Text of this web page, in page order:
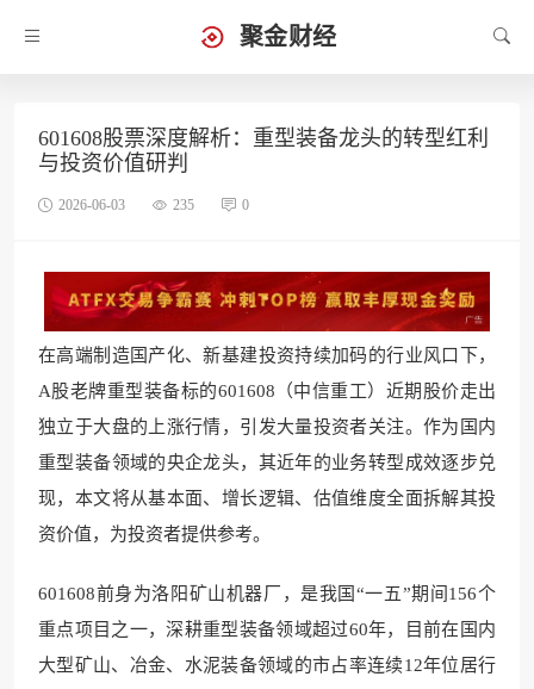
聚金财经
601608股票深度解析：重型装备龙头的转型红利
与投资价值研判
2026-06-03 235 0
在高端制造国产化、新基建投资持续加码的行业风口下，
A股老牌重型装备标的601608（中信重工）近期股价走出
独立于大盘的上涨行情，引发大量投资者关注。作为国内
重型装备领域的央企龙头，其近年的业务转型成效逐步兑
现，本文将从基本面、增长逻辑、估值维度全面拆解其投
资价值，为投资者提供参考。
601608前身为洛阳矿山机器厂，是我国“一五”期间156个
重点项目之一，深耕重型装备领域超过60年，目前在国内
大型矿山、冶金、水泥装备领域的市占率连续12年位居行